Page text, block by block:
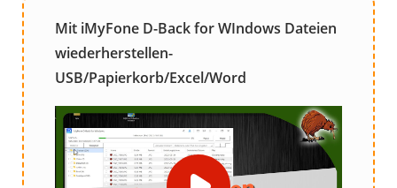
Mit iMyFone D-Back for WIndows Dateien
wiederherstellen-
USB/Papierkorb/Excel/Word